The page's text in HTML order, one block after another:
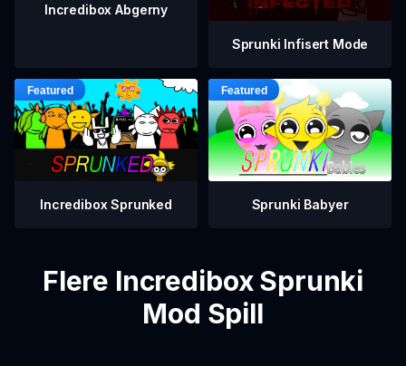
Incredibox Abgerny
Sprunki Infisert Mode
Incredibox Sprunked Sprunki Babyer
Flere Incredibox Sprunki
Mod Spill